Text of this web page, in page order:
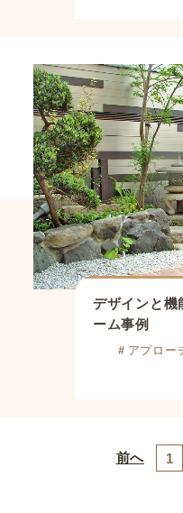
デザインと機
ーム事例
＃アプロー
前へ 1